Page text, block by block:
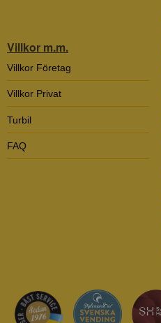
Villkor m.m.
Villkor Företag
Villkor Privat
Turbil
FAQ